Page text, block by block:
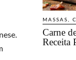
MASSAS,
Carne
Receita